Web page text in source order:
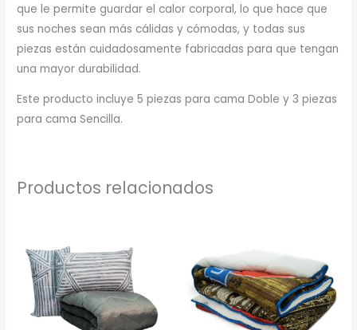
que le permite guardar el calor corporal, lo que hace que
sus noches sean más cálidas y cómodas, y todas sus
piezas están cuidadosamente fabricadas para que tengan
una mayor durabilidad.
Este producto incluye 5 piezas para cama Doble y 3 piezas
para cama Sencilla.
Productos relacionados
precios:
desde
$230.000
hasta
$310.000
tiene
múltiples
variantes.